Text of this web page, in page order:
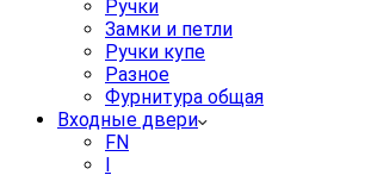
Ручки
Замки и петли
Ручки купе
Разное
Фурнитура общая
Входные двери
FN